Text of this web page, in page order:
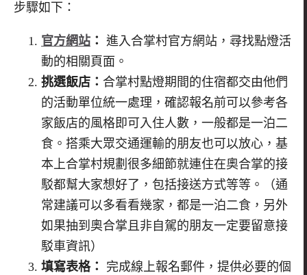
步驟如下：
官方網站 ： 進入合掌村官方網站，尋找點燈活
動的相關頁面。
挑選飯店： 合掌村點燈期間的住宿都交由他們
的活動單位統一處理，確認報名前可以參考各
家飯店的風格即可入住人數，一般都是一泊二
食。搭乘大眾交通運輸的朋友也可以放心，基
本上合掌村規劃很多細節就連住在奧合掌的接
駁都幫大家想好了，包括接送方式等等。（通
常建議可以多看看幾家，都是一泊二食，另外
如果抽到奧合掌且非自駕的朋友一定要留意接
駁車資訊）
填寫表格：
完成線上報名郵件，提供必要的個